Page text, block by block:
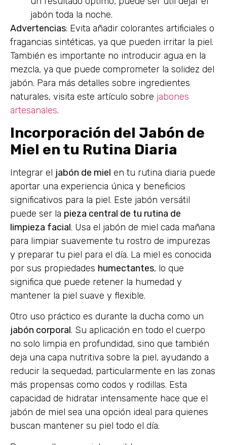
jabón toda la noche.
Advertencias: Evita añadir colorantes artificiales o
fragancias sintéticas, ya que pueden irritar la piel.
También es importante no introducir agua en la
mezcla, ya que puede comprometer la solidez del
jabón. Para más detalles sobre ingredientes
naturales, visita este artículo sobre jabones
artesanales.
Incorporación del Jabón de
Miel en tu Rutina Diaria
Integrar el jabón de miel en tu rutina diaria puede
aportar una experiencia única y beneficios
significativos para la piel. Este jabón versátil
puede ser la pieza central de tu rutina de
limpieza facial. Usa el jabón de miel cada mañana
para limpiar suavemente tu rostro de impurezas
y preparar tu piel para el día. La miel es conocida
por sus propiedades humectantes, lo que
significa que puede retener la humedad y
mantener la piel suave y flexible.
Otro uso práctico es durante la ducha como un
jabón corporal. Su aplicación en todo el cuerpo
no solo limpia en profundidad, sino que también
deja una capa nutritiva sobre la piel, ayudando a
reducir la sequedad, particularmente en las zonas
más propensas como codos y rodillas. Esta
capacidad de hidratar intensamente hace que el
jabón de miel sea una opción ideal para quienes
buscan mantener su piel todo el día.